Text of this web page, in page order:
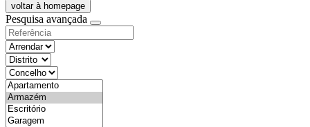
voltar à homepage
Pesquisa avançada
objective
districtId
countyId
types